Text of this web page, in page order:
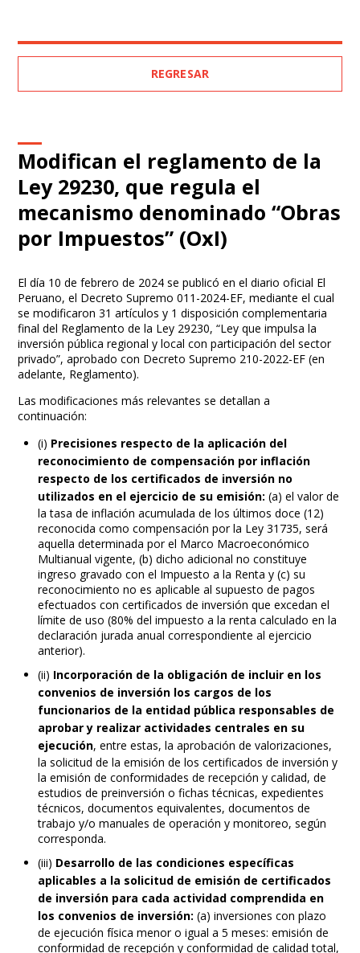
REGRESAR
Modifican el reglamento de la
Ley 29230, que regula el
mecanismo denominado “Obras
por Impuestos” (OxI)
El día 10 de febrero de 2024 se publicó en el diario oficial El
Peruano, el Decreto Supremo 011-2024-EF, mediante el cual
se modificaron 31 artículos y 1 disposición complementaria
final del Reglamento de la Ley 29230, “Ley que impulsa la
inversión pública regional y local con participación del sector
privado”, aprobado con Decreto Supremo 210-2022-EF (en
adelante, Reglamento).
Las modificaciones más relevantes se detallan a
continuación:
(i) Precisiones respecto de la aplicación del
reconocimiento de compensación por inflación
respecto de los certificados de inversión no
utilizados en el ejercicio de su emisión: (a) el valor de
la tasa de inflación acumulada de los últimos doce (12)
reconocida como compensación por la Ley 31735, será
aquella determinada por el Marco Macroeconómico
Multianual vigente, (b) dicho adicional no constituye
ingreso gravado con el Impuesto a la Renta y (c) su
reconocimiento no es aplicable al supuesto de pagos
efectuados con certificados de inversión que excedan el
límite de uso (80% del impuesto a la renta calculado en la
declaración jurada anual correspondiente al ejercicio
anterior).
(ii) Incorporación de la obligación de incluir en los
convenios de inversión los cargos de los
funcionarios de la entidad pública responsables de
aprobar y realizar actividades centrales en su
ejecución, entre estas, la aprobación de valorizaciones,
la solicitud de la emisión de los certificados de inversión y
la emisión de conformidades de recepción y calidad, de
estudios de preinversión o fichas técnicas, expedientes
técnicos, documentos equivalentes, documentos de
trabajo y/o manuales de operación y monitoreo, según
corresponda.
(iii) Desarrollo de las condiciones específicas
aplicables a la solicitud de emisión de certificados
de inversión para cada actividad comprendida en
los convenios de inversión: (a) inversiones con plazo
de ejecución física menor o igual a 5 meses: emisión de
conformidad de recepción y conformidad de calidad total,